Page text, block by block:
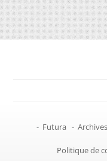
- Futura - Archives
Politique de